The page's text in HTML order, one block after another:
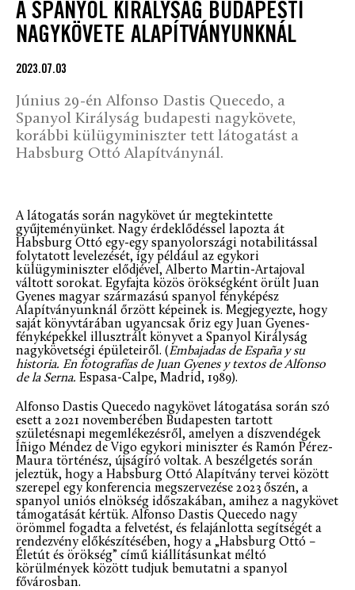
A SPANYOL KIRÁLYSÁG BUDAPESTI
NAGYKÖVETE ALAPÍTVÁNYUNKNÁL
2023.07.03
Június 29-én Alfonso Dastis Quecedo, a
Spanyol Királyság budapesti nagykövete,
korábbi külügyminiszter tett látogatást a
Habsburg Ottó Alapítványnál.
A látogatás során nagykövet úr megtekintette
gyűjteményünket. Nagy érdeklődéssel lapozta át
Habsburg Ottó egy-egy spanyolországi notabilitással
folytatott levelezését, így például az egykori
külügyminiszter elődjével, Alberto Martin-Artajoval
váltott sorokat. Egyfajta közös örökségként örült Juan
Gyenes magyar származású spanyol fényképész
Alapítványunknál őrzött képeinek is. Megjegyezte, hogy
saját könyvtárában ugyancsak őriz egy Juan Gyenes-
fényképekkel illusztrált könyvet a Spanyol Királyság
nagykövetségi épületeiről. (Embajadas de España y su
historia. En fotografías de Juan Gyenes y textos de Alfonso
de la Serna. Espasa-Calpe, Madrid, 1989).
Alfonso Dastis Quecedo nagykövet látogatása során szó
esett a 2021 novemberében Budapesten tartott
születésnapi megemlékezésről, amelyen a díszvendégek
Íñigo Méndez de Vigo egykori miniszter és Ramón Pérez-
Maura történész, újságíró voltak. A beszélgetés során
jeleztük, hogy a Habsburg Ottó Alapítvány tervei között
szerepel egy konferencia megszervezése 2023 őszén, a
spanyol uniós elnökség időszakában, amihez a nagykövet
támogatását kértük. Alfonso Dastis Quecedo nagy
örömmel fogadta a felvetést, és felajánlotta segítségét a
rendezvény előkészítésében, hogy a „Habsburg Ottó –
Életút és örökség” című kiállításunkat méltó
körülmények között tudjuk bemutatni a spanyol
fővárosban.